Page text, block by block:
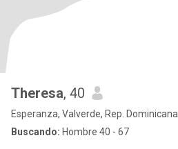
Theresa, 40
Esperanza, Valverde, Rep. Dominicana
Buscando: Hombre 40 - 67